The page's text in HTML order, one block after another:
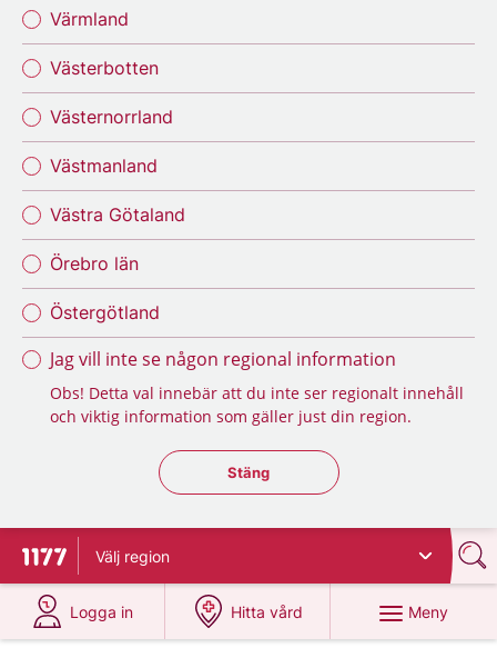
Värmland
Västerbotten
Västernorrland
Västmanland
Västra Götaland
Örebro län
Östergötland
Jag vill inte se någon regional information
Obs! Detta val innebär att du inte ser regionalt innehåll
och viktig information som gäller just din region.
Stäng regionsväljaren
Stäng
Till startsidan för 1177
Välj region
Logga in
på 1177.se
Hitta vård
på 1177.se
Meny